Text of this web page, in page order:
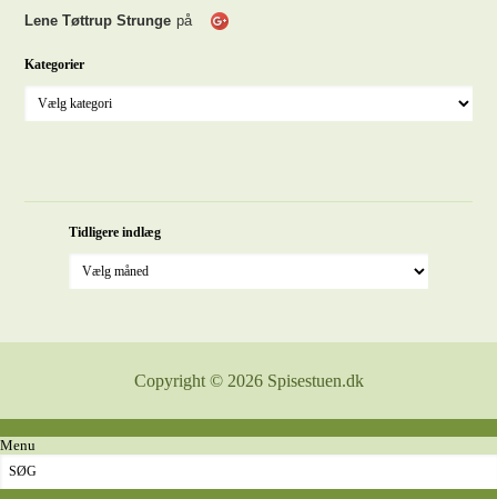
Lene Tøttrup Strunge på
Kategorier
Tidligere indlæg
Copyright © 2026 Spisestuen.dk
Menu